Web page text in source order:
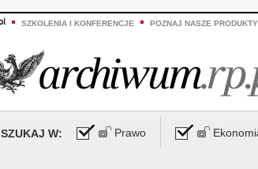
SZKOLENIA I KONFERENCJE POZNAJ NASZE PRODUKTY
SZUKAJ W: Prawo